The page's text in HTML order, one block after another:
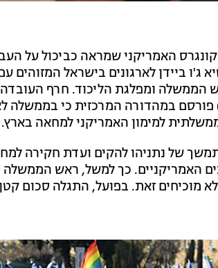
האמריקני שמראה כביכול על
ג'ו ביידן לארגונים בישראל
הממשלה ומפלגת הליכוד. חרף העובדה
פורסם במהדורה המרכזית כי בממשלה
למימון האמריקני למחאה בארץ.
האמריקניים. כך למשל, ראש
מוכיחים זאת. בפועל, התגלה סכום